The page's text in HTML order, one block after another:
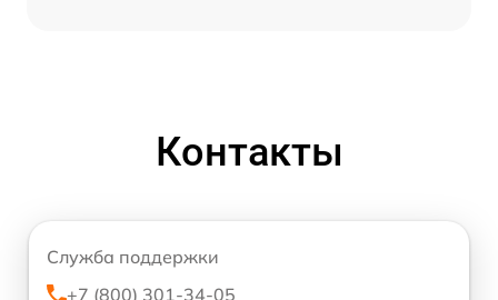
Контакты
Служба поддержки
+7 (800) 301-34-05